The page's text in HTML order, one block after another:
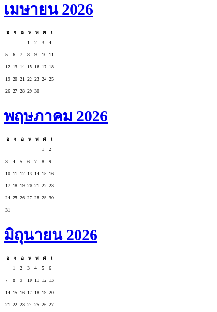
เมษายน 2026
อ จ อ พ พ ศ
เ
1
2 3 4
5 6 7 8 9 10 11
12 13 14 15 16 17 18
19 20 21 22 23 24 25
26 27 28 29 30
พฤษภาคม 2026
อ จ อ พ พ ศ
เ
1
2
3 4 5 6 7 8 9
10 11 12 13 14 15 16
17 18 19 20 21 22 23
24 25 26 27 28 29 30
31
มิถุนายน 2026
อ จ อ พ พ ศ
เ
1
2 3 4 5 6
7 8 9 10 11 12 13
14 15 16 17 18 19 20
21 22 23 24 25 26 27